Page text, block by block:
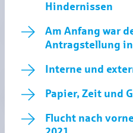
Hindernissen
Am Anfang war
Antragstellung
Interne und
Papier, Zeit und
Flucht nach